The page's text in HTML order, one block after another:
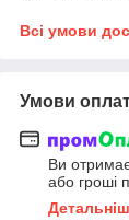
Всі умови
Умови
Ви
або гроші